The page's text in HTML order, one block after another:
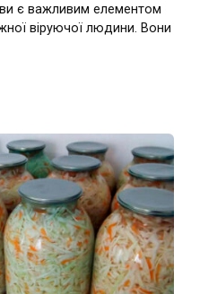
є важливим елементом
віруючої людини. Вони